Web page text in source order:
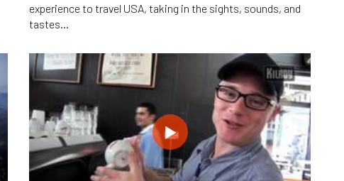
experience to travel USA, taking in the sights, sounds, and
tastes...